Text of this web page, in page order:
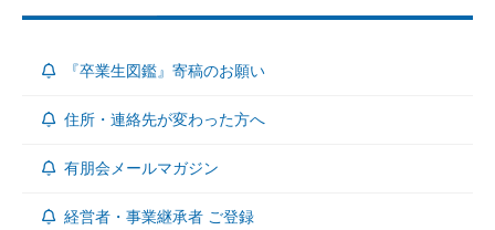
『卒業生図鑑』寄稿のお願い
住所・連絡先が変わった方へ
有朋会メールマガジン
経営者・事業継承者 ご登録